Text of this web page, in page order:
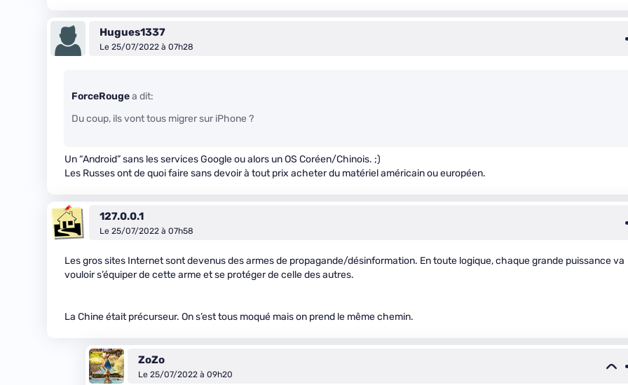
Hugues1337
Le 25/07/2022 à 07h28
ForceRougea dit:
Du coup, ils vont tous migrer sur iPhone ?
Un “Android” sans les services Google ou alors un OS Coréen/Chinois. ;)
Les Russes ont de quoi faire sans devoir à tout prix acheter du matériel américain ou européen.
127.0.0.1
Le 25/07/2022 à 07h58
Les gros sites Internet sont devenus des armes de propagande/désinformation. En toute logique, chaque grande puissance va
vouloir s’équiper de cette arme et se protéger de celle des autres.
La Chine était précurseur. On s’est tous moqué mais on prend le même chemin.
ZoZo
Le 25/07/2022 à 09h20